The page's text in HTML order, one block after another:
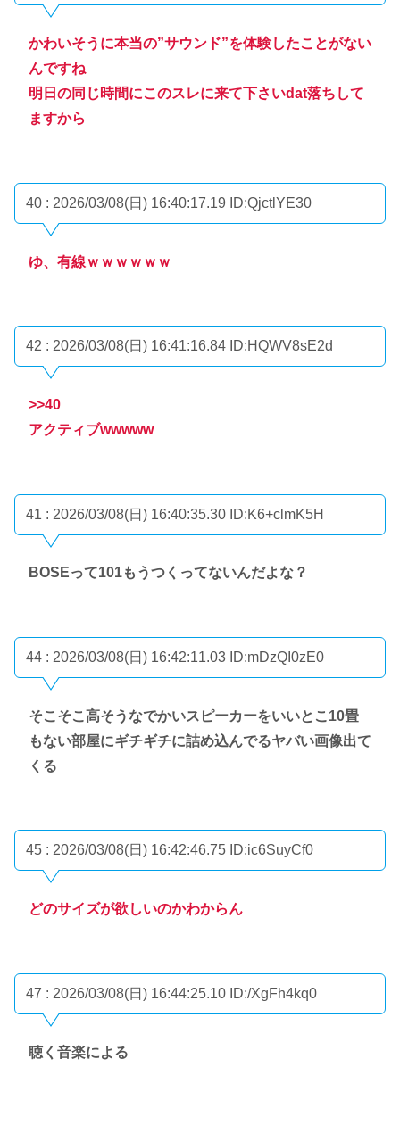
かわいそうに本当の”サウンド”を体験したことがない
んですね
明日の同じ時間にこのスレに来て下さいdat落ちして
ますから
40 : 2026/03/08(日) 16:40:17.19 ID:QjctlYE30
ゆ、有線ｗｗｗｗｗｗ
42 : 2026/03/08(日) 16:41:16.84 ID:HQWV8sE2d
>>40
アクティブwwwww
41 : 2026/03/08(日) 16:40:35.30 ID:K6+clmK5H
BOSEって101もうつくってないんだよな？
44 : 2026/03/08(日) 16:42:11.03 ID:mDzQI0zE0
そこそこ高そうなでかいスピーカーをいいとこ10畳
もない部屋にギチギチに詰め込んでるヤバい画像出て
くる
45 : 2026/03/08(日) 16:42:46.75 ID:ic6SuyCf0
どのサイズが欲しいのかわからん
47 : 2026/03/08(日) 16:44:25.10 ID:/XgFh4kq0
聴く音楽による